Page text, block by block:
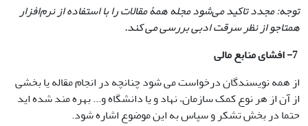
توجه: مجدد تاکید می‌شود مجله همۀ مقالات را با استفاده از نرم‌افزار
همتاجو از نظر سرقت ادبی بررسی می کند.
از همه نویسندگان درخواست می شود چنانچه در انجام مقاله یا بخشی
از آن از هر نوع کمک سازمان، نهاد و یا دانشگاه و... بهره مند شده اید
حتما در بخش تشکر و سپاس به این موضوع اشاره شود.